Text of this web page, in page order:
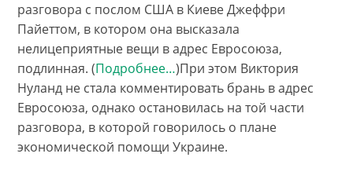
разговора с послом США в Киеве Джеффри
Пайеттом, в котором она высказала
нелицеприятные вещи в адрес Евросоюза,
подлинная. (Подробнее…)При этом Виктория
Нуланд не стала комментировать брань в адрес
Евросоюза, однако остановилась на той части
разговора, в которой говорилось о плане
экономической помощи Украине.